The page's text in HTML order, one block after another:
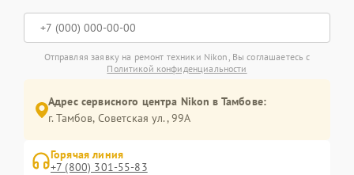
Отправляя заявку на ремонт техники Nikon, Вы соглашаетесь с
Политикой конфиденциальности
Адрес сервисного центра Nikon в Тамбове:
г. Тамбов, Советская ул., 99А
Горячая линия
+7 (800) 301-55-83